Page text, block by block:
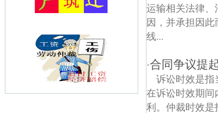
运输相关法律、
因，并承担因
线...
·合同争议提
诉讼时效是指
在诉讼时效期间
利。仲裁时效是